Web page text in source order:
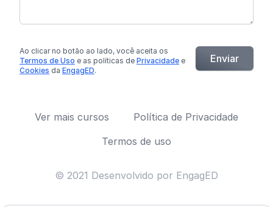
Ao clicar no botão ao lado, você aceita os
Termos de Uso e as políticas de Privacidade e
Cookies da EngagED.
Enviar
Ver mais cursos
Política de Privacidade
Termos de uso
© 2021 Desenvolvido por EngagED